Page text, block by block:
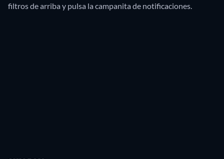
filtros de arriba y pulsa la campanita de notificaciones.